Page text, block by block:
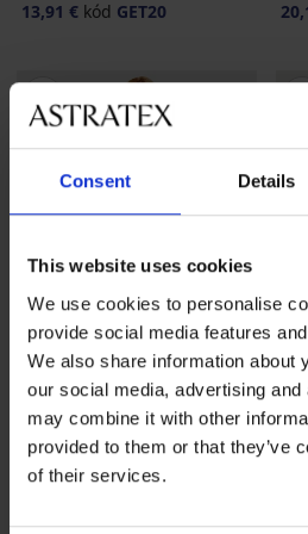
Consent Details
This website uses cookies
We use cookies to personalise
provide social media features
We also share information about
our social media, advertising
may combine it with other
provided to them or that they’ve
of their services.
13,91 € kód GET20
-20 % GET20
-